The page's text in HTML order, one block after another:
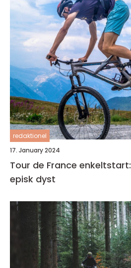
redaktionel
17. January 2024
Tour de France
episk dyst